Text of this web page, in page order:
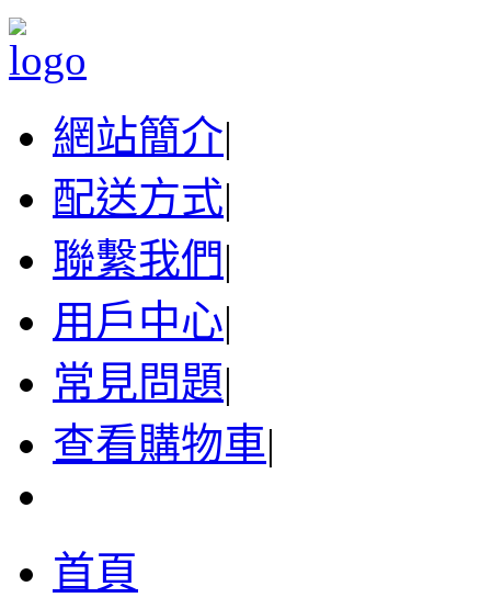
網站簡介|
配送方式|
聯繫我們|
用戶中心|
常見問題|
查看購物車|
首頁